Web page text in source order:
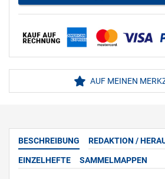
AUF MEINEN
BESCHREIBUNG REDAKTION /
EINZELHEFTE SAMMELMAPPEN